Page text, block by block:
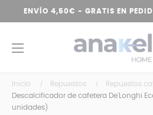
ENVÍO 4,50€ - GRATIS EN
Navegación
☰
Inicio Repuestos
Repuestos
Descalcificador de cafetera De'Longhi
unidades)